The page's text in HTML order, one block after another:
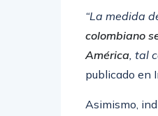
“La medida
colombiano
América, tal
publicado en
Asimismo,